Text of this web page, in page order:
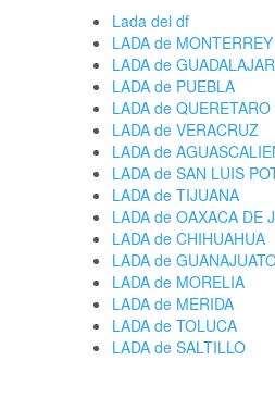
Lada del df
LADA de MONTERREY
LADA de
LADA de PUEBLA
LADA de QUERETARO
LADA de VERACRUZ
LADA de
LADA de SAN LUIS
LADA de TIJUANA
LADA de OAXACA DE
LADA de CHIHUAHUA
LADA de
LADA de MORELIA
LADA de MERIDA
LADA de TOLUCA
LADA de SALTILLO